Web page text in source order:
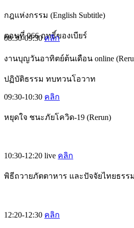
กฎแห่งกรรม (English Subtitle)
ตอนที่ 066 ฤทธิ์ของเบียร์
08:30-09:30คลิก
งานบุญวันอาทิตย์ต้นเดือน online
ปฏิบัติธรรม ทบทวนโอวาท
09:30-10:30 คลิก
หยุดใจ ชนะภัยโควิด-19 (Rerun)
10:30-12:20 live คลิก
พิธีถวายภัตตาหาร และปัจจัยไทยธรร
12:20-12:30 คลิก